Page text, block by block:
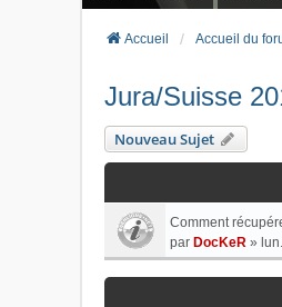
Accueil Accueil du
Jura/Suisse
Nouveau Sujet
Comment
par DocKeR »